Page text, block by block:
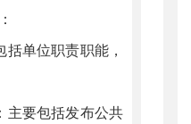
单位职责职能，
要包括发布公共